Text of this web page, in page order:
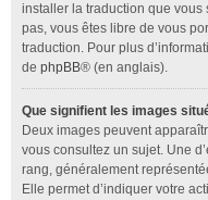
installer la traduction que vous
pas, vous êtes libre de vous
traduction. Pour plus
de phpBB® (en anglais).
Que signifient les images
Deux images peuvent
vous consultez un sujet. Une
rang, généralement
Elle permet d’indiquer votre